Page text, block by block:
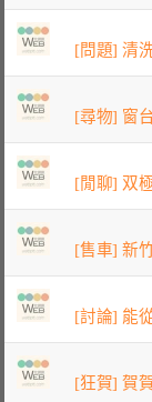
[問題] 清
[尋物] 窗
[閒聊] 双
[售車] 新
[討論] 能
[狂賀] 賀